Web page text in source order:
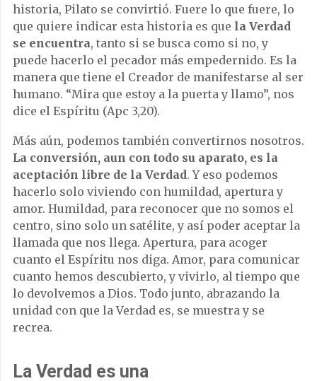
historia, Pilato se convirtió. Fuere lo que fuere, lo
que quiere indicar esta historia es que la Verdad
se encuentra, tanto si se busca como si no, y
puede hacerlo el pecador más empedernido. Es la
manera que tiene el Creador de manifestarse al ser
humano. “Mira que estoy a la puerta y llamo”, nos
dice el Espíritu (Apc 3,20).
Más aún, podemos también convertirnos nosotros.
La conversión, aun con todo su aparato, es la
aceptación libre de la Verdad. Y eso podemos
hacerlo solo viviendo con humildad, apertura y
amor. Humildad, para reconocer que no somos el
centro, sino solo un satélite, y así poder aceptar la
llamada que nos llega. Apertura, para acoger
cuanto el Espíritu nos diga. Amor, para comunicar
cuanto hemos descubierto, y vivirlo, al tiempo que
lo devolvemos a Dios. Todo junto, abrazando la
unidad con que la Verdad es, se muestra y se
recrea.
La Verdad es una